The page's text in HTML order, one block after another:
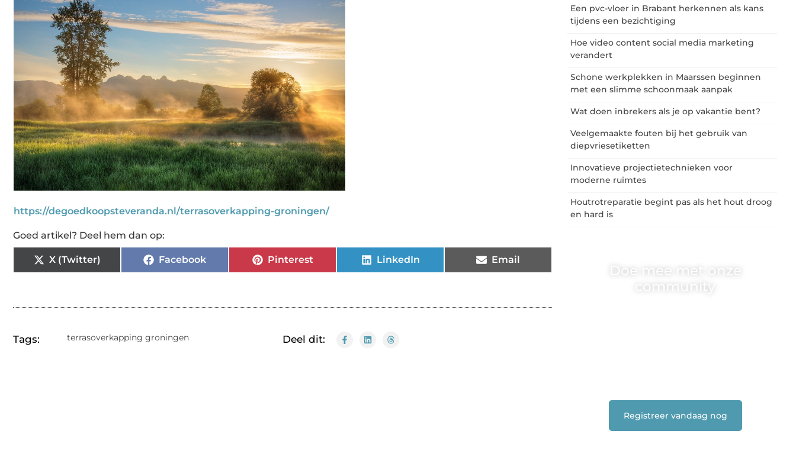
https://degoedkoopsteveranda.nl/terrasoverkapping-groningen/
Goed artikel? Deel hem dan op:
X (Twitter) Facebook Pinterest LinkedIn Email
Tags: terrasoverkapping groningen Deel dit:
Een pvc-vloer in Brabant herkennen als kans
tijdens een bezichtiging
Hoe video content social media marketing
verandert
Schone werkplekken in Maarssen beginnen
met een slimme schoonmaak aanpak
Wat doen inbrekers als je op vakantie bent?
Veelgemaakte fouten bij het gebruik van
diepvriesetiketten
Innovatieve projectietechnieken voor
moderne ruimtes
Houtrotreparatie begint pas als het hout droog
en hard is
Doe mee met onze
community
Registreer vandaag nog